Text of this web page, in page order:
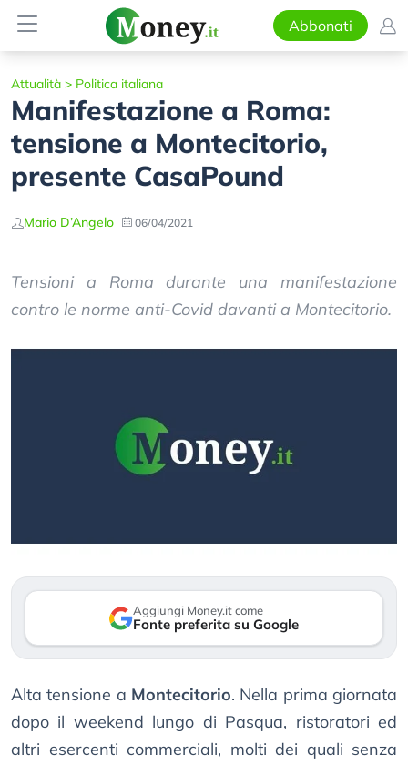
Abbonati
Attualità > Politica italiana
Manifestazione a Roma:
tensione a Montecitorio,
presente CasaPound
Mario D’Angelo 06/04/2021
Tensioni a Roma durante una manifestazione
contro le norme anti-Covid davanti a Montecitorio.
Aggiungi Money.it come
Fonte preferita su Google
Alta tensione a Montecitorio. Nella prima giornata
dopo il weekend lungo di Pasqua, ristoratori ed
altri esercenti commerciali, molti dei quali senza